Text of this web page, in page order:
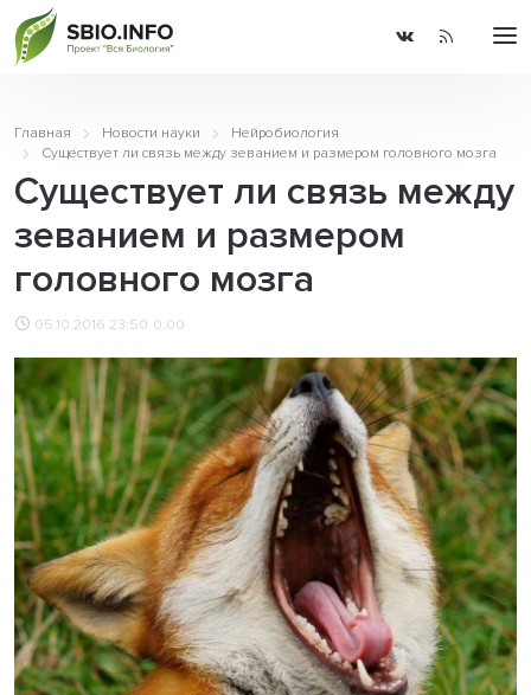
Главная Новости науки
Нейробиология
Существует ли связь между зеванием и размером головного мозга
Существует ли связь между
зеванием и размером
головного мозга
05.10.2016 23:50 0.00